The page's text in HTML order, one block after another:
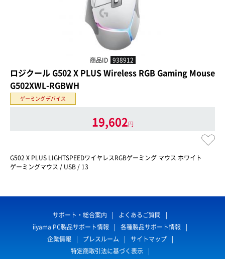
商品ID 938912
ロジクール G502 X PLUS Wireless RGB Gaming Mouse
G502XWL-RGBWH
ゲーミングデバイス
19,602円
G502 X PLUS LIGHTSPEEDワイヤレスRGBゲーミング マウス ホワイト
ゲーミングマウス / USB / 13
サポート・総合案内
よくあるご質問
iiyama PC製品サポート情報
各種製品サポート情報
企業情報
プレスルーム
サイトマップ
特定商取引法に基づく表示